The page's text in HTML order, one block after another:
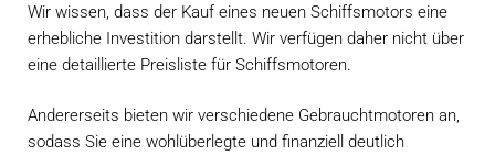
Wir wissen, dass der Kauf eines neuen Schiffsmotors eine
erhebliche Investition darstellt. Wir verfügen daher nicht über
eine detaillierte Preisliste für Schiffsmotoren.
Andererseits bieten wir verschiedene Gebrauchtmotoren an,
sodass Sie eine wohlüberlegte und finanziell deutlich